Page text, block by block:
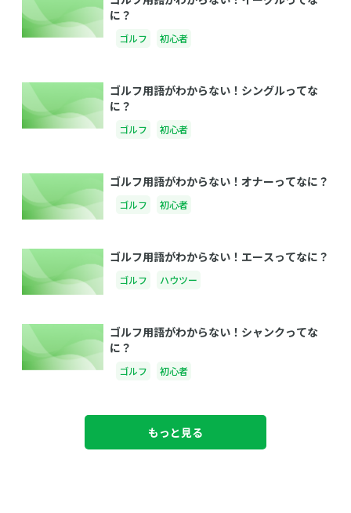
に？
ゴルフ 初心者
ゴルフ用語がわからない！シングルってな
に？
ゴルフ 初心者
ゴルフ用語がわからない！オナーってなに？
ゴルフ 初心者
ゴルフ用語がわからない！エースってなに？
ゴルフ ハウツー
ゴルフ用語がわからない！シャンクってな
に？
ゴルフ 初心者
もっと見る